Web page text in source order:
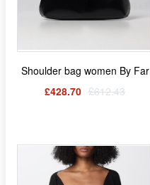
Shoulder bag women By Far
£428.70 £612.43